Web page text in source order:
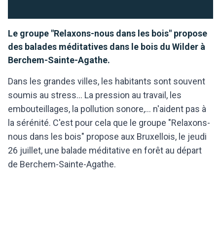
Le groupe "Relaxons-nous dans les bois" propose
des balades méditatives dans le bois du Wilder à
Berchem-Sainte-Agathe.
Dans les grandes villes, les habitants sont souvent
soumis au stress... La pression au travail, les
embouteillages, la pollution sonore,... n'aident pas à
la sérénité. C'est pour cela que le groupe "Relaxons-
nous dans les bois" propose aux Bruxellois, le jeudi
26 juillet, une balade méditative en forêt au départ
de Berchem-Sainte-Agathe.